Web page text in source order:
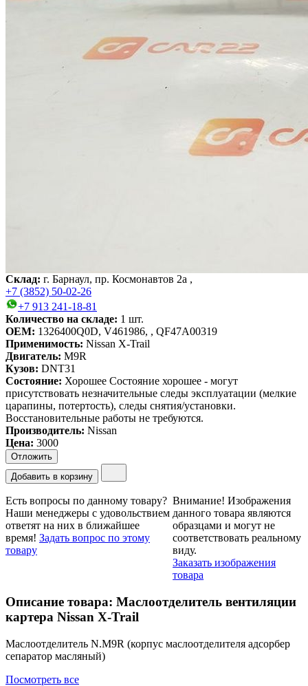
Склад: г. Барнаул, пр. Космонавтов 2а ,
+7 (3852) 50-02-26
+7 913 241-18-81
Количество на складе: 1 шт.
OEM: 1326400Q0D, V461986, , QF47A00319
Применимость: Nissan X-Trail
Двигатель: M9R
Кузов: DNT31
Состояние: Хорошее Состояние хорошее - могут
присутствовать незначительные следы эксплуатации (мелкие
царапины, потертость), следы снятия/установки.
Восстановительные работы не требуются.
Производитель: Nissan
Цена: 3000
Отложить
Добавить в корзину
Есть вопросы по данному товару?
Наши менеджеры с удовольствием
ответят на них в ближайшее
время! Задать вопрос по этому
товару
Внимание! Изображения
данного товара являются
образцами и могут не
соответствовать реальному
виду.
Заказать изображения
товара
Описание товара: Маслоотделитель вентиляции
картера Nissan X-Trail
Маслоотделитель N.M9R (корпус маслоотделителя адсорбеp
сепаратор масляный)
Посмотреть все